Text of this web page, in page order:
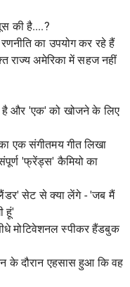
की है....?
का उपयोग कर रहे हैं
राज्य अमेरिका में सहज नहीं
है और 'एक' को खोजने के लिए
एक संगीतमय गीत लिखा
'फ्रेंड्स' कैमियो का
सेट से क्या लेंगे - 'जब मैं
हूं'
मोटिवेशनल स्पीकर हैंडबुक
के दौरान एहसास हुआ कि वह